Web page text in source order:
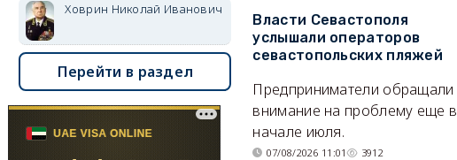
Власти Севастополя
услышали операторов
севастопольских пляжей
Предприниматели обращали
внимание на проблему еще в
начале июля.
07/08/2026 11:01 3912
Ховрин Николай Иванович
Перейти в раздел